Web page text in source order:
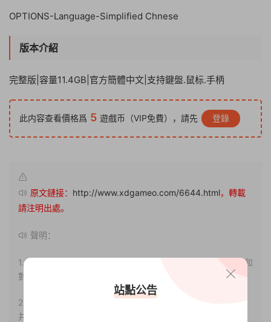
OPTIONS-Language-Simplified Chnese
版本介紹
完整版|容量11.4GB|官方簡體中文|支持鍵盤.鼠标.手柄
此内容查看價格爲 5 遊戲币（VIP免費），請先 登錄
原文鏈接： http://www.xdgameo.com/6644.html，轉載
請注明出處。
聲明：
1.本站部分内容轉載自其它媒體，但并不代表本站贊同其觀點和
對其真實性負責。
2.若您需要商業運營或用于其他商業活動，請您購買正版授權
并合法使用。
站點公告